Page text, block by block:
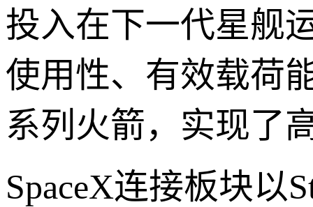
投入在下一代星舰
使用性、有效载荷
系列火箭，实现了
SpaceX连接板块以